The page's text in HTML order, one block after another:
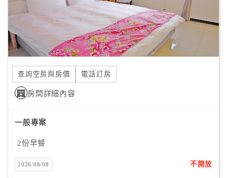
管
理
會
員
服
查詢空房與房價 電話訂房
房間詳細內容
一般專案
2份早餐
2026/08/08 不開放